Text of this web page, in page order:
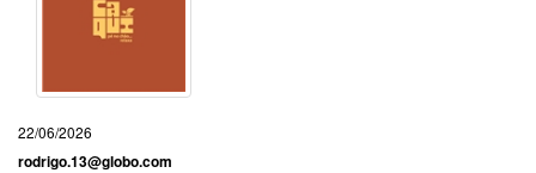
22/06/2026
rodrigo.13@globo.com